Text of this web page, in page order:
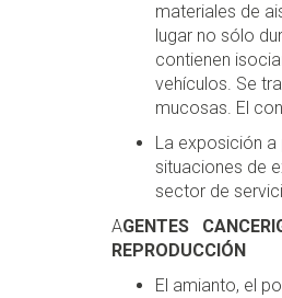
materiales de
lugar no sólo
contienen
vehículos. Se
mucosas. El
La exposición
situaciones de
sector de
AGENTES
REPRODUCCIÓN
El amianto, el